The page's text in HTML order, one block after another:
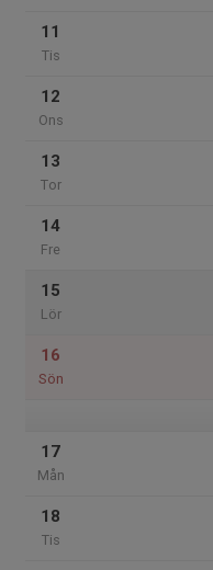
11
Tis
12
Ons
13
Tor
14
Fre
15
Lör
16
Sön
17
Mån
18
Tis